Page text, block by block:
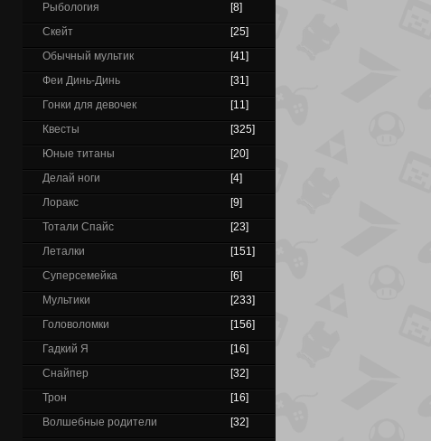
Рыбология
[8]
Скейт
[25]
Обычный мультик
[41]
Феи Динь-Динь
[31]
Гонки для девочек
[11]
Квесты
[325]
Юные титаны
[20]
Делай ноги
[4]
Лоракс
[9]
Тотали Спайс
[23]
Леталки
[151]
Суперсемейка
[6]
Мультики
[233]
Головоломки
[156]
Гадкий Я
[16]
Снайпер
[32]
Трон
[16]
Волшебные родители
[32]